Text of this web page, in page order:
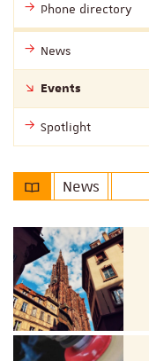
Phone directory
News
Events
Spotlight
News